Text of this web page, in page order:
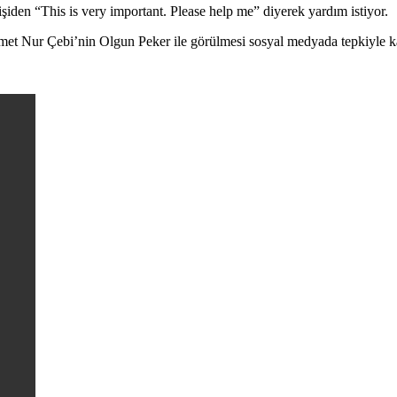
“This is very important. Please help me” diyerek yardım istiyor.
Nur Çebi’nin Olgun Peker ile görülmesi sosyal medyada tepkiyle